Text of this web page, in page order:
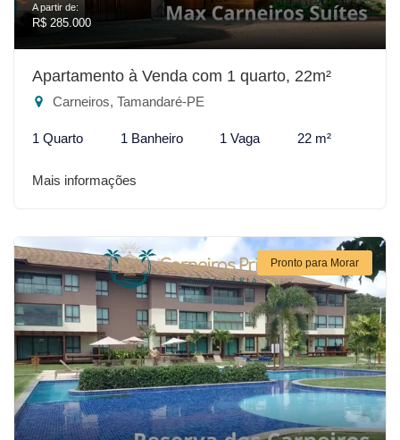
A partir de:
R$ 285.000
Apartamento à Venda com 1 quarto, 22m²
Carneiros, Tamandaré-PE
1 Quarto 1 Banheiro 1 Vaga 22 m²
Mais informações
Pronto para Morar